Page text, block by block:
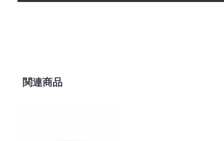
関連商品